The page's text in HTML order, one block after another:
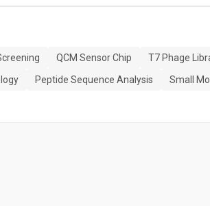
QCM Sensor Chip T7 Phage
Peptide Sequence Analysis
Small